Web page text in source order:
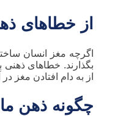
از خطاهای
اگرچه مغز انسان
بگذارند. خطاهای
از به دام افتادن مغز
چگونه ذهن